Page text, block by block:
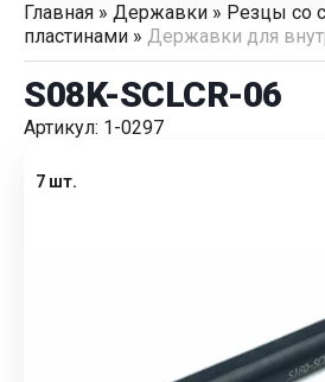
Главная » Державки » Резцы со
пластинами » Державки для
S08K-SCLCR-06
Артикул: 1-0297
7 шт.